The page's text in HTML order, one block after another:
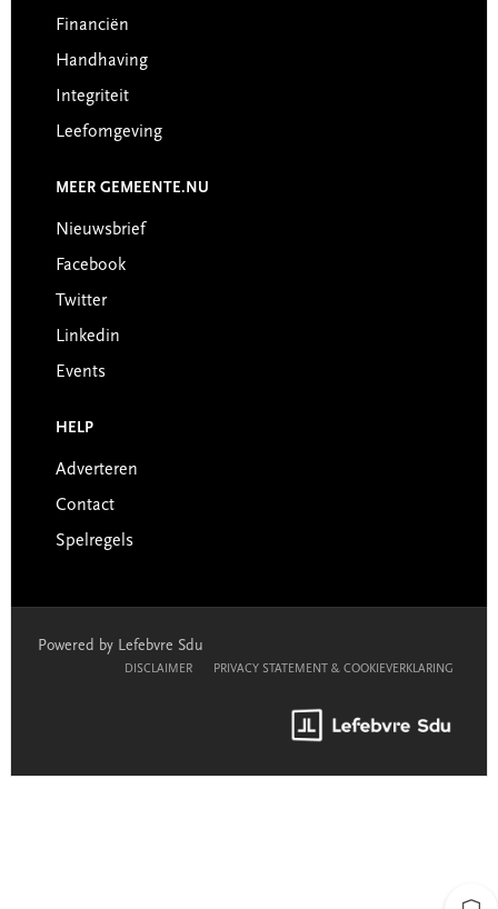
Financiën
Handhaving
Integriteit
Leefomgeving
MEER GEMEENTE.NU
Nieuwsbrief
Facebook
Twitter
Linkedin
Events
HELP
Adverteren
Contact
Spelregels
Powered by Lefebvre Sdu
DISCLAIMER PRIVACY STATEMENT & COOKIEVERKLARING